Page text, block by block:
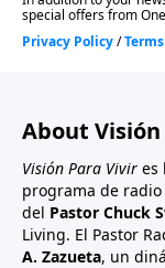
About
Visión Para Vivir es
programa de
del Pastor Chuck
Living. El Pastor
A. Zazueta, un